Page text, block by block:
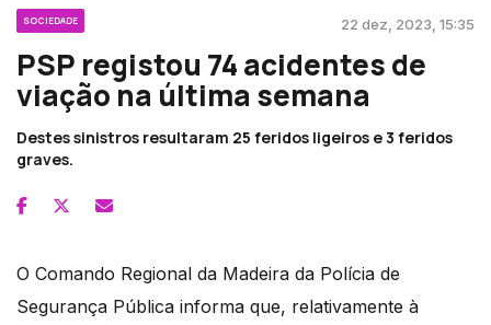
SOCIEDADE 22 dez, 2023, 15:35
PSP registou 74 acidentes de
viação na última semana
Destes sinistros resultaram 25 feridos ligeiros e 3 feridos
graves.
O Comando Regional da Madeira da Polícia de
Segurança Pública informa que, relativamente à